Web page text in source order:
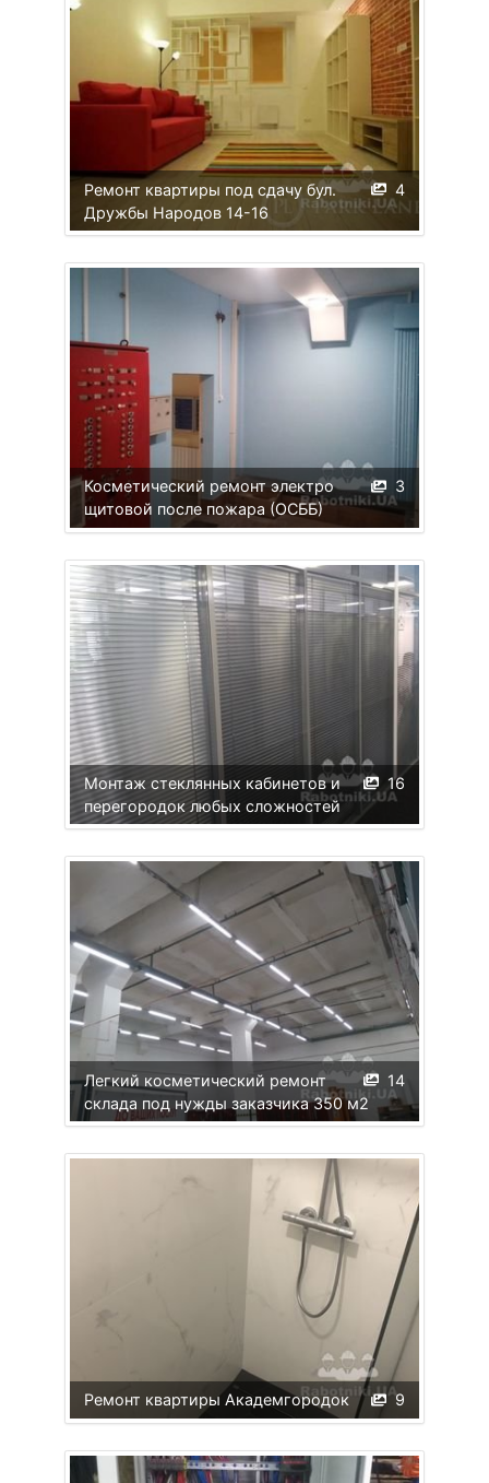
4
Ремонт квартиры под сдачу бул.
Дружбы Народов 14-16
3
Косметический ремонт электро
щитовой после пожара (ОСББ)
16
Монтаж стеклянных кабинетов и
перегородок любых сложностей
14
Легкий косметический ремонт
склада под нужды заказчика 350 м2
9
Ремонт квартиры Академгородок